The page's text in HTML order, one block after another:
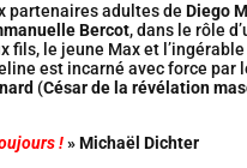
partenaires adultes de Diego
Bercot, dans le rôle
fils, le jeune Max et l’ingérable
est incarné avec force par
(César de la révélation
!»Michaël Dichter